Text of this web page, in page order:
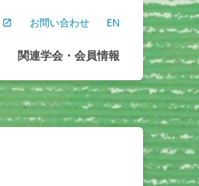
お問い合わせ EN
関連学会 ・会員情報